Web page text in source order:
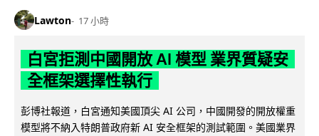
Lawton 17 小時
白宮拒測中國開放 AI 模型 業界質疑安
全框架選擇性執行
彭博社報道，白宮通知美國頂尖 AI 公司，中國開發的開放權重
模型將不納入特朗普政府新 AI 安全框架的測試範圍。美國業界